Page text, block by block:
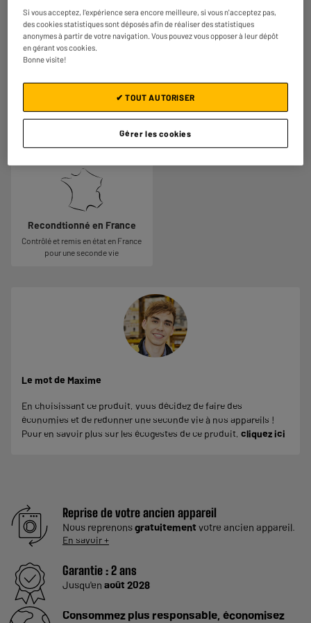
Ecran : 6,7 pouces
Pour un meilleur confort au
quotidien. Jouez confortablement,
Appareil photo : 48+12+12 MP
La qualité de la photo dépend du
Chaque capteur possède sa propre
fonction : téléobjectif, grand angle,
Recondtionné en France
Contrôlé et remis en état en France
pour une seconde vie
Le mot de Maxime
En choisissant ce produit, vous décidez de faire des
économies et de redonner une seconde vie à nos appareils !
Pour en savoir plus sur les écogestes de ce produit, cliquez ici
Reprise de votre ancien appareil
Nous reprenonsgratuitement votre ancien appareil.
En savoir +
Garantie :2 ans
Jusqu'en août 2028
Consommez plus responsable, économisez
Si vous acceptez, l'expérience sera encore meilleure, si vous n'acceptez pas,
des cookies statistiques sont déposés afin de réaliser des statistiques
anonymes à partir de votre navigation. Vous pouvez vous opposer à leur dépôt
en gérant vos cookies.
Bonne visite!
Gérer les cookies
✔ TOUT AUTORISER